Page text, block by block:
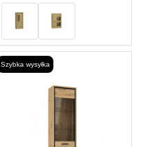
Szybka wysyłka